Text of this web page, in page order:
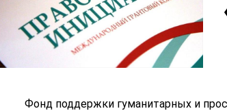
Фонд поддержки гуманитарных и